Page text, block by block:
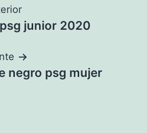
junior 2020
negro psg mujer